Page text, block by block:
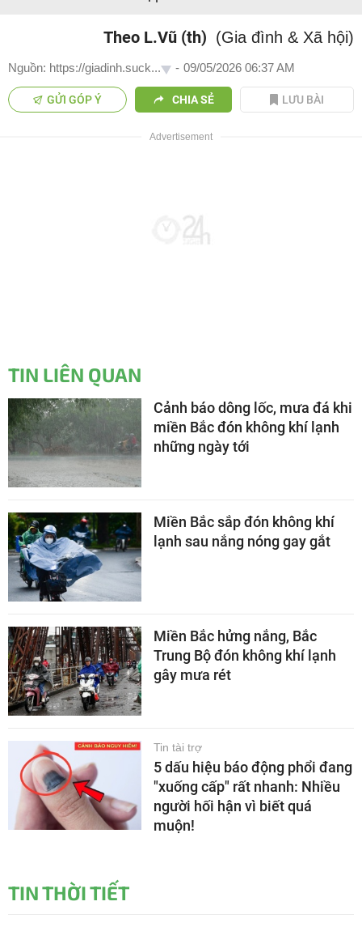
Theo L.Vũ (th) (Gia đình & Xã hội)
Nguồn: https://giadinh.suck... - 09/05/2026 06:37 AM
GỬI GÓP Ý CHIA SẺ LƯU BÀI
TIN LIÊN QUAN
Cảnh báo dông lốc, mưa đá khi
miền Bắc đón không khí lạnh
những ngày tới
Miền Bắc sắp đón không khí
lạnh sau nắng nóng gay gắt
Miền Bắc hửng nắng, Bắc
Trung Bộ đón không khí lạnh
gây mưa rét
Tin tài trợ
5 dấu hiệu báo động phổi đang
"xuống cấp" rất nhanh: Nhiều
người hối hận vì biết quá
muộn!
TIN THỜI TIẾT